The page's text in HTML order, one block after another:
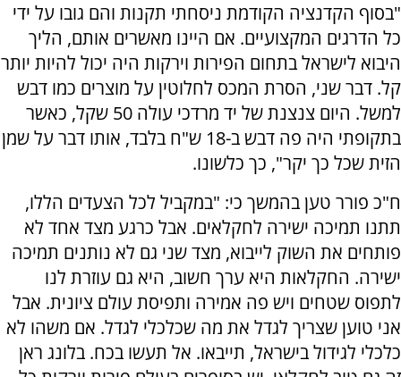
"בסוף הקדנציה הקודמת ניסחתי תקנות והם גובו על ידי
כל הדרגים המקצועיים. אם היינו מאשרים אותם, הליך
היבוא לישראל בתחום הפירות וירקות היה יכול להיות יותר
קל. דבר שני, הסרת המכס לחלוטין על מוצרים כמו דבש
למשל. היום צנצנת של יד מרדכי עולה 50 שקל, כאשר
בתקופתי היה פה דבש ב-18 ש"ח בלבד, אותו דבר על שמן
הזית שכל כך יקר", כך כלשונו.
ח"כ פורר טען בהמשך כי: "במקביל לכל הצעדים הללו,
תתנו תמיכה ישירה לחקלאים. אבל כרגע מצד אחד לא
פותחים את השוק לייבוא, מצד שני גם לא נותנים תמיכה
ישירה. החקלאות היא ערך חשוב, היא גם עוזרת לנו
לתפוס שטחים ויש פה אמירה ותפיסת עולם ציונית. אבל
אני טוען שצריך לגדל את מה שכלכלי לגדל. אם משהו לא
כלכלי לגידול בישראל, תייבאו. אל תעשו בכח. בלונג ראן